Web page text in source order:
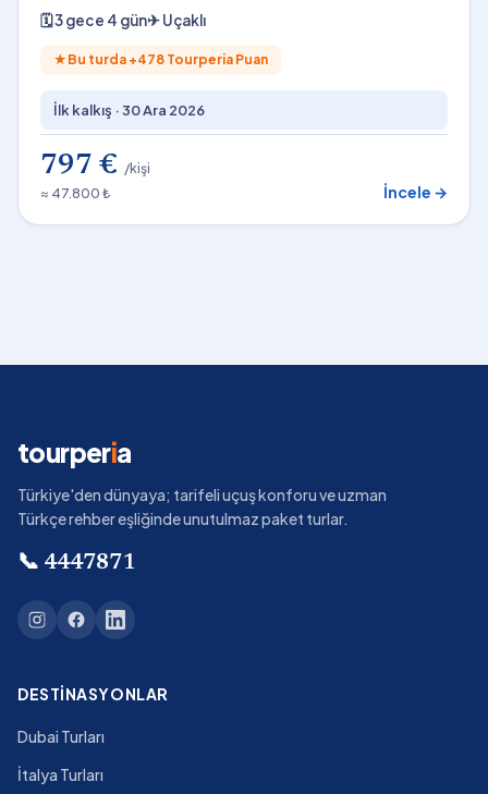
🗓3 gece 4 gün✈Uçaklı
★ Bu turda +478 Tourperia Puan
İlk kalkış ·30 Ara 2026
797 € /kişi
≈ 47.800 ₺
İncele →
tourperia
Türkiye'den dünyaya; tarifeli uçuş konforu ve uzman
Türkçe rehber eşliğinde unutulmaz paket turlar.
📞 4447871
DESTINASYONLAR
Dubai Turları
İtalya Turları